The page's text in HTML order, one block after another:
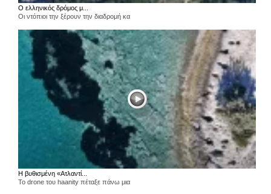
Ο ελληνικός δρόμος μ...
Οι ντόπιοι την ξέρουν την διαδρομή κα
Η βυθισμένη «Ατλαντί...
Το drone του haanity πέταξε πάνω μια